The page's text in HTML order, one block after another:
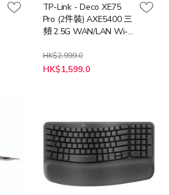
TP-Link - Deco XE75
Pro (2件裝) AXE5400 三
頻 2.5G WAN/LAN Wi-Fi
HK$2,999.0
特
殊
HK$1,599.0